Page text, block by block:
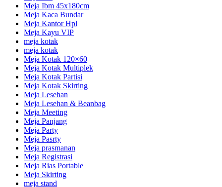
Meja Ibm 45x180cm
Meja Kaca Bundar
Meja Kantor Hpl
Meja Kayu VIP
meja kotak
meja kotak
Meja Kotak 120×60
Meja Kotak Multiplek
Meja Kotak Partisi
Meja Kotak Skirting
Meja Lesehan
Meja Lesehan & Beanbag
Meja Meeting
Meja Panjang
Meja Party
Meja Pasrty
Meja prasmanan
Meja Registrasi
Meja Rias Portable
Meja Skirting
meja stand